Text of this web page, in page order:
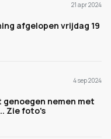
21 apr 2024
afgelopen vrijdag 19
4 sep 2024
genoegen nemen met
Zie foto's